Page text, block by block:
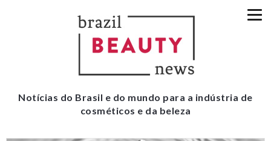
Notícias do Brasil e do mundo para a indústria de
cosméticos e da beleza